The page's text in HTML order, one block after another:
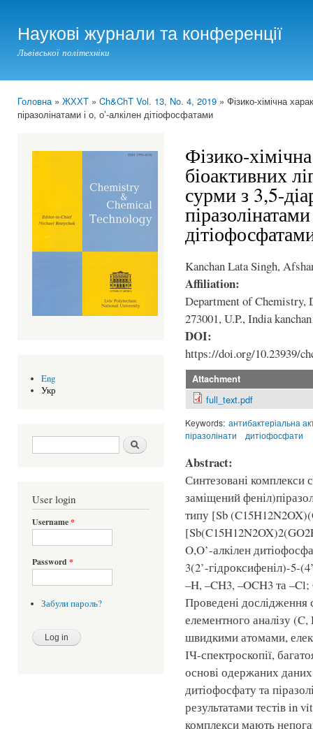
Наукові журнали та конференції
Львівської політехніки
You are here
Головна» ЖХХТ » Ch&ChT Vol. 13, No. 4, 2019 » Фізико-хімічна
піразолінатами і о, о’-алкілен дітіофосфатами
Eng
Укр
Search form Шукати
User login
Username*
Password *
Забули пароль?
Фізико-
біоактивних
сурми з 3,5-
Kanchan Lata Singh,
Affiliation:
Department of Chemistry,
273001, U.P., India
DOI:
https://doi.org/10.23939/
Attachment
full_text.pdf
Keywords: антибактеріальна
піразолінати
дитіофосфати
Abstract:
Синтезовані комплекси
заміщений
типу [Sb
O,O’-алкілен
3(2’-гідроксифеніл)-5-
–H, –CH3, –OCH3 та
Проведені
елементного аналізу
швидкими атомами,
ІЧ-спектроскопії,
основі одержаних
дитіофосфату та
результатами тестів in
комплекси мають